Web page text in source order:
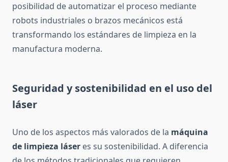
posibilidad de automatizar el proceso mediante
robots industriales o brazos mecánicos está
transformando los estándares de limpieza en la
manufactura moderna.
Seguridad y sostenibilidad en el uso del
láser
Uno de los aspectos más valorados de la máquina
de limpieza láser es su sostenibilidad. A diferencia